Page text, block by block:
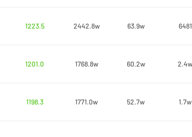
1223.5
2442.8w 63.9w 6481
1201.0
1768.8w 60.2w 2.4w
1198.3
1771.0w 52.7w 1.7w